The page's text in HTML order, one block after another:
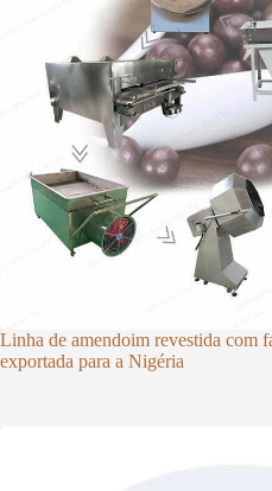
Linha de amendoim revestida com
exportada para a Nigéria